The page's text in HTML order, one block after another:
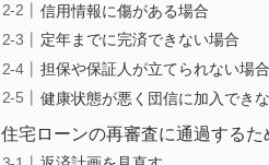
信用情報に傷がある場合
定年までに完済できない場合
担保や保証人が立てられない場合
健康状態が悪く団信に加入でき
住宅ローンの再審査に通過するた